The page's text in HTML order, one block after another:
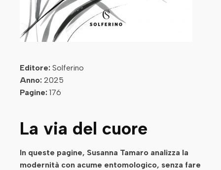
Editore: Solferino
Anno: 2025
Pagine: 176
La via del cuore
In queste pagine, Susanna Tamaro analizza la
modernità con acume entomologico, senza fare